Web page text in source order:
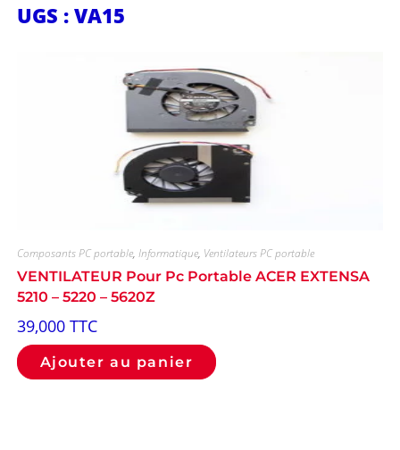
UGS : VA15
Composants PC portable, Informatique, Ventilateurs PC portable
VENTILATEUR Pour Pc Portable ACER EXTENSA
5210 – 5220 – 5620Z
39,000 TTC
Ajouter au panier